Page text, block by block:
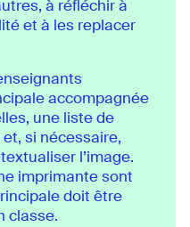
à réfléchir à
et à les replacer
accompagnée
une liste de
si nécessaire,
l’image.
imprimante sont
doit être
classe.